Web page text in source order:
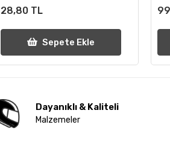
28,80 TL
Sepete Ekle
Dayanıklı & Kaliteli
Malzemeler